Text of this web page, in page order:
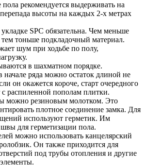
рекомендуется выдерживать на
высоты на каждых 2-х метрах
SPC обязательна. Чем меньше
тоньше подкладочный материал.
шум при ходьбе по полу,
в шахматном порядке.
начале ряда можно остаток длиной не
он окажется короче, старт очередного
распиленной пополам плитки.
можно резиновым молотком. Это
плотное соединение замка. Для
используют герметик. Им
для герметизации пола.
можно использовать канцелярский
Он также приходится для
под трубы отопления и другие